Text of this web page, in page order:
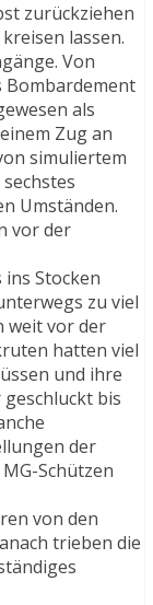
zurückziehen
lassen.
Von
Bombardement
als
Zug an
simuliertem
Umständen.
vor der
Stocken
zu viel
weit vor der
hatten viel
und ihre
bis
der
Schützen
von den
trieben die